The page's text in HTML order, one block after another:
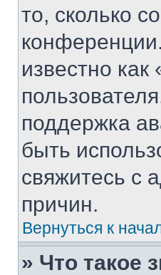
то, сколько
известно
поддержка
быть
свяжитесь с
причин.
Вернуться к
» Что такое